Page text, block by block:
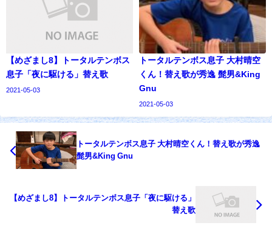
【めざまし8】トータルテンボス
息子「夜に駆ける」替え歌
2021-05-03
トータルテンボス息子 大村晴空
くん！替え歌が秀逸 髭男&King
Gnu
2021-05-03
トータルテンボス息子 大村晴空くん！替え歌が秀逸
髭男&King Gnu
【めざまし8】トータルテンボス息子「夜に駆ける」
替え歌